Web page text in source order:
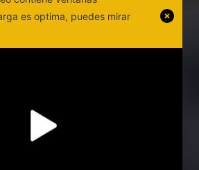
es optima, puedes mirar